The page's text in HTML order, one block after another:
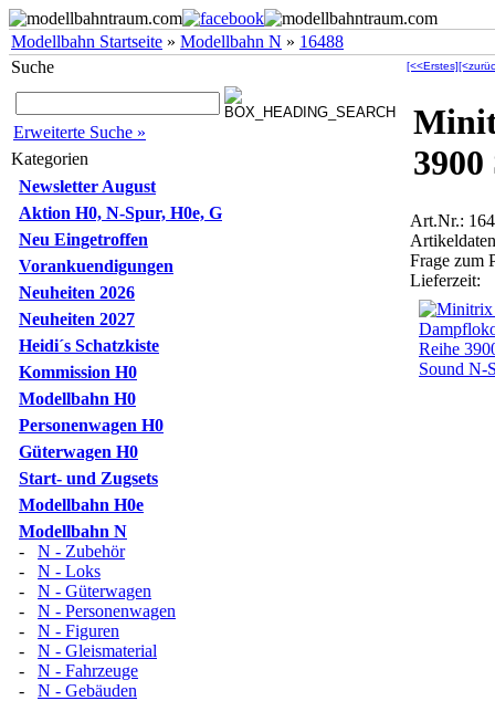
Modellbahn Startseite » Modellbahn N » 16488
Suche
Erweiterte Suche »
Kategorien
Newsletter August
Aktion H0, N-Spur, H0e, G
Neu Eingetroffen
Vorankuendigungen
Neuheiten 2026
Neuheiten 2027
Heidi´s Schatzkiste
Kommission H0
Modellbahn H0
Personenwagen H0
Güterwagen H0
Start- und Zugsets
Modellbahn H0e
Modellbahn N
- N - Zubehör
- N - Loks
- N - Güterwagen
- N - Personenwagen
- N - Figuren
- N - Gleismaterial
- N - Fahrzeuge
- N - Gebäuden
[<<Erstes]
Art.Nr.:
Frage zum
Lieferzeit: